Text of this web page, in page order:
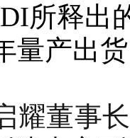
所释出
量产出
耀董事